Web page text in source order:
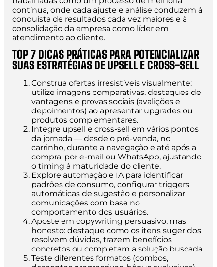
contínua, onde cada ajuste e análise conduzem à
conquista de resultados cada vez maiores e à
consolidação da empresa como líder em
atendimento ao cliente.
TOP 7 DICAS PRÁTICAS PARA POTENCIALIZAR
SUAS ESTRATÉGIAS DE UPSELL E CROSS-SELL
Construa ofertas irresistíveis visualmente:
utilize imagens comparativas, destaques de
vantagens e provas sociais (avalições e
depoimentos) ao apresentar upgrades ou
produtos complementares.
Integre upsell e cross-sell em vários pontos
da jornada — desde o pré-venda, no
carrinho, durante a navegação e até após a
compra, por e-mail ou WhatsApp, ajustando
o timing à maturidade do cliente.
Explore automação e IA para identificar
padrões de consumo, configurar triggers
automáticas de sugestão e personalizar
comunicações com base no
comportamento dos usuários.
Aposte em copywriting persuasivo, mas
honesto: destaque como os itens sugeridos
resolvem dúvidas, trazem benefícios
concretos ou completam a solução buscada.
Teste diferentes formatos (combos,